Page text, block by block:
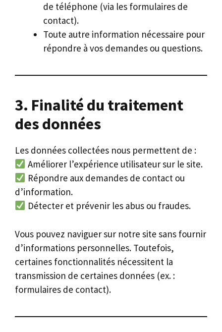
de téléphone (via les formulaires de
contact).
Toute autre information nécessaire pour
répondre à vos demandes ou questions.
3. Finalité du traitement
des données
Les données collectées nous permettent de :
Améliorer l’expérience utilisateur sur le site.
Répondre aux demandes de contact ou
d’information.
Détecter et prévenir les abus ou fraudes.
Vous pouvez naviguer sur notre site sans fournir
d’informations personnelles. Toutefois,
certaines fonctionnalités nécessitent la
transmission de certaines données (ex. :
formulaires de contact).